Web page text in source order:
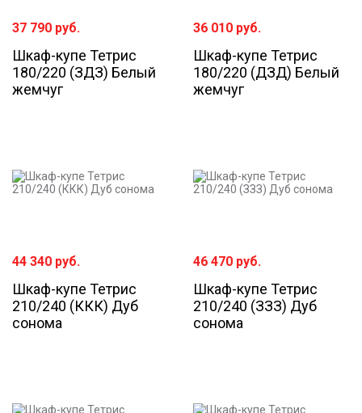
37 790 руб.
Шкаф-купе Тетрис
180/220 (ЗДЗ) Белый
жемчуг
36 010 руб.
Шкаф-купе Тетрис
180/220 (ДЗД) Белый
жемчуг
44 340 руб.
Шкаф-купе Тетрис
210/240 (ККК) Дуб
сонома
46 470 руб.
Шкаф-купе Тетрис
210/240 (ЗЗЗ) Дуб
сонома